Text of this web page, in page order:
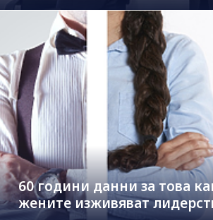
60 години данни за това
жените изживяват